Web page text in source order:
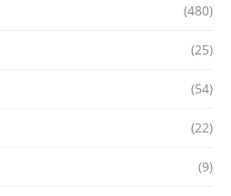
(480)
(25)
(54)
(22)
(9)